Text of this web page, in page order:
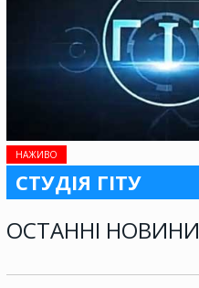
НАЖИВО
СТУДІЯ ГІТУ
ОСТАННІ НОВИНИ